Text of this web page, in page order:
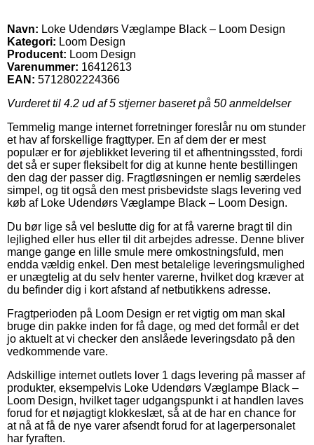
Navn: Loke Udendørs Væglampe Black – Loom Design
Kategori: Loom Design
Producent: Loom Design
Varenummer: 16412613
EAN: 5712802224366
Vurderet til 4.2 ud af 5 stjerner baseret på 50 anmeldelser
Temmelig mange internet forretninger foreslår nu om stunder
et hav af forskellige fragttyper. En af dem der er mest
populær er for øjeblikket levering til et afhentningssted, fordi
det så er super fleksibelt for dig at kunne hente bestillingen
den dag der passer dig. Fragtløsningen er nemlig særdeles
simpel, og tit også den mest prisbevidste slags levering ved
køb af Loke Udendørs Væglampe Black – Loom Design.
Du bør lige så vel beslutte dig for at få varerne bragt til din
lejlighed eller hus eller til dit arbejdes adresse. Denne bliver
mange gange en lille smule mere omkostningsfuld, men
endda vældig enkel. Den mest betalelige leveringsmulighed
er unægtelig at du selv henter varerne, hvilket dog kræver at
du befinder dig i kort afstand af netbutikkens adresse.
Fragtperioden på Loom Design er ret vigtig om man skal
bruge din pakke inden for få dage, og med det formål er det
jo aktuelt at vi checker den anslåede leveringsdato på den
vedkommende vare.
Adskillige internet outlets lover 1 dags levering på masser af
produkter, eksempelvis Loke Udendørs Væglampe Black –
Loom Design, hvilket tager udgangspunkt i at handlen laves
forud for et nøjagtigt klokkeslæt, så at de har en chance for
at nå at få de nye varer afsendt forud for at lagerpersonalet
har fyraften.